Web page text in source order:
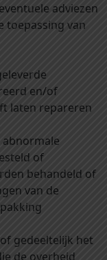
adviezen
toepassing van
en/of
laten repareren
of
behandeld of
van de
gedeeltelijk het
de overheid